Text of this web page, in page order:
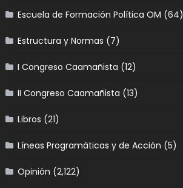
Escuela de Formación Política OM (64)
Estructura y Normas (7)
I Congreso Caamañista (12)
II Congreso Caamañista (13)
Libros (21)
Líneas Programáticas y de Acción (5)
Opinión (2,122)